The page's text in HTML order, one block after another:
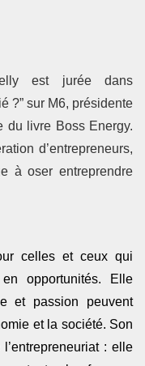
est jurée dans
?” sur M6, présidente
du livre Boss Energy.
d’entrepreneurs,
à oser entreprendre
celles et ceux qui
opportunités. Elle
et passion peuvent
et la société. Son
: elle